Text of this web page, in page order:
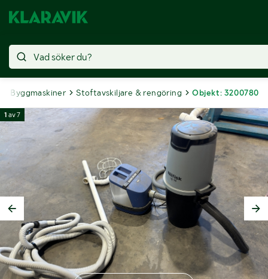
Byggmaskiner Stoftavskiljare & rengöring Objekt: 3200780
1 av7